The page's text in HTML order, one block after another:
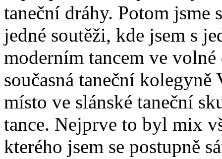
taneční dráhy. Potom
jedné soutěži, kde jsem s
moderním tancem ve
současná taneční
místo ve slánské taneční
tance. Nejprve to byl mix
kterého jsem se postupně